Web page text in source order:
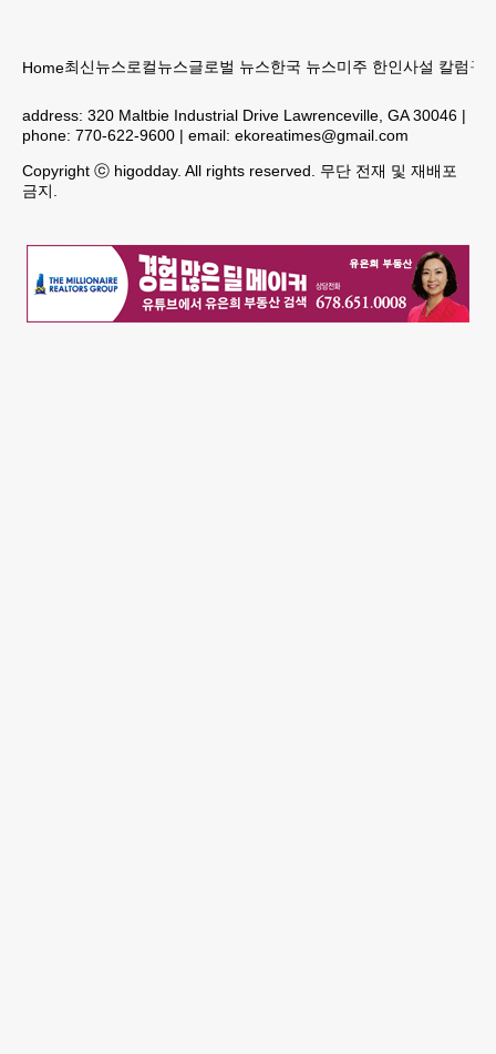
Home최신뉴스로컬뉴스글로벌 뉴스한국 뉴스미주 한인사설 칼럼구
address: 320 Maltbie Industrial Drive Lawrenceville, GA 30046 |
phone: 770-622-9600 | email: ekoreatimes@gmail.com
Copyright ⓒ higodday. All rights reserved. 무단 전재 및 재배포
금지.